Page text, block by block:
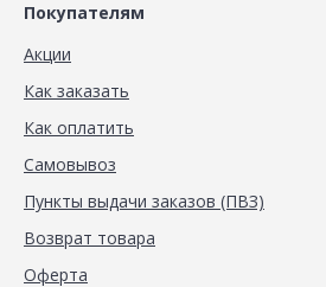
Покупателям
Акции
Как заказать
Как оплатить
Самовывоз
Пункты выдачи заказов (ПВЗ)
Возврат товара
Оферта